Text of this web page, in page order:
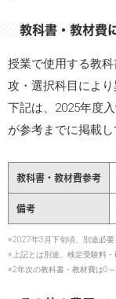
教科書・教材費
授業で使用する教
攻・選択科目により
下記は、2025年度
が参考までに掲載し
教科書・教材費参考
備考
※2027年3月下旬頃、別途必要
※上記とは別途、検定受験料・
※2年次の教科書・教材費は0